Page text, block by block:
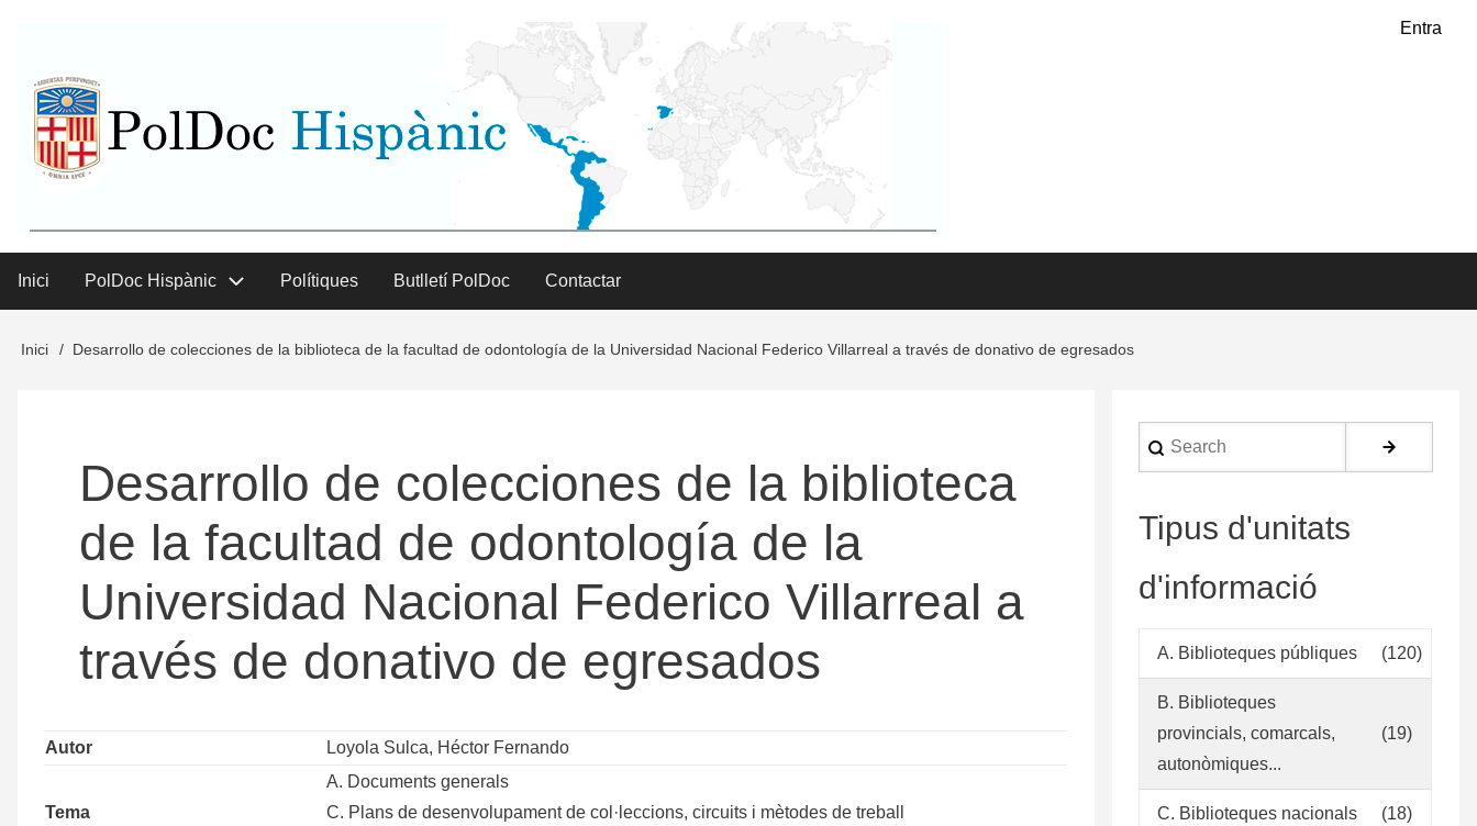
contingut
menu
Entra
Main
menu
Inici PolDoc Hispànic Polítiques Butlletí PolDoc Contactar
Inici Desarrollo de colecciones de la biblioteca de la facultad de odontología de la Universidad Nacional Federico Villarreal a través de donativo de egresados
Desarrollo de colecciones de la biblioteca
de la facultad de odontología de la
Universidad Nacional Federico Villarreal a
través de donativo de egresados
Autor Loyola Sulca, Héctor Fernando
Tema
A. Documents generals
C. Plans de desenvolupament de col·leccions, circuits i mètodes de treball
Search
Tipus d'unitats
d'informació
A. Biblioteques públiques (120)
B. Biblioteques
provincials, comarcals,
autonòmiques...
(19)
C. Biblioteques nacionals (18)